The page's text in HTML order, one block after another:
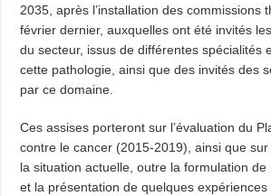
2035, après l’installation des commissions
février dernier, auxquelles ont été invités
du secteur, issus de différentes spécialités
cette pathologie, ainsi que des invités des
par ce domaine.
Ces assises porteront sur l’évaluation du
contre le cancer (2015-2019), ainsi que
la situation actuelle, outre la formulation
et la présentation de quelques